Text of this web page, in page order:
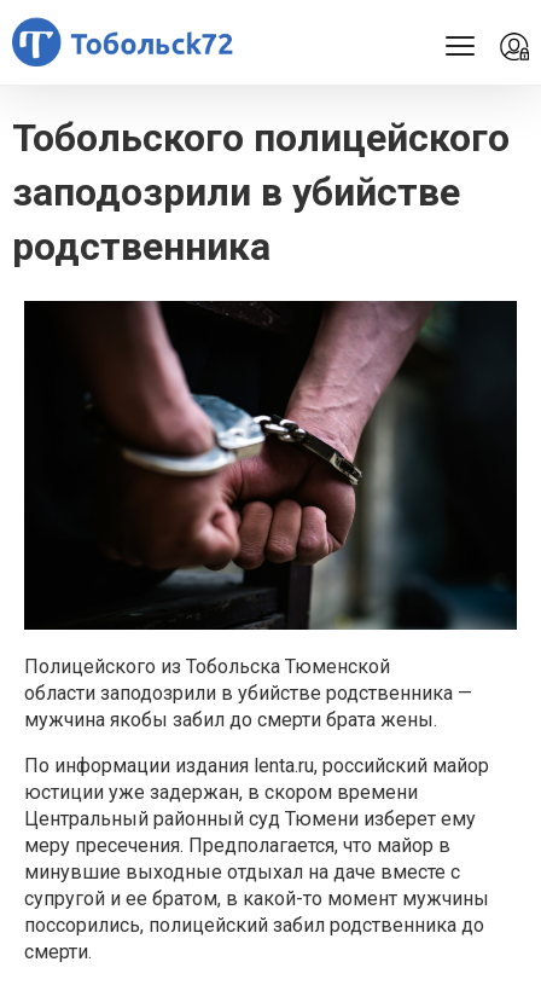
Тобольского полицейского
заподозрили в убийстве
родственника
Полицейского из Тобольска Тюменской
области заподозрили в убийстве родственника —
мужчина якобы забил до смерти брата жены.
По информации издания lenta.ru, российский майор
юстиции уже задержан, в скором времени
Центральный районный суд Тюмени изберет ему
меру пресечения. Предполагается, что майор в
минувшие выходные отдыхал на даче вместе с
супругой и ее братом, в какой-то момент мужчины
поссорились, полицейский забил родственника до
смерти.